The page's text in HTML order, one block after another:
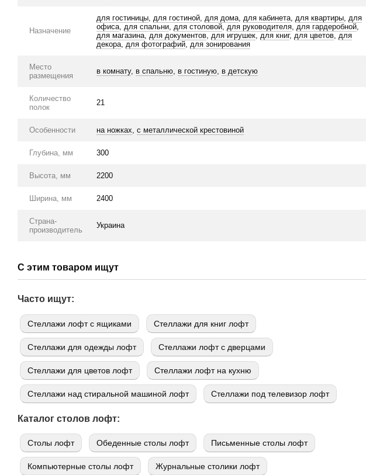
Назначение
для гостиницы, для гостиной, для дома, для кабинета, для квартиры, для
офиса, для спальни, для столовой, для руководителя, для гардеробной,
для магазина, для документов, для игрушек, для книг, для цветов, для
декора, для фотографий, для зонирования
Место
размещения
в комнату, в спальню, в гостиную, в детскую
Количество
полок
21
Особенности на ножках, с металлической крестовиной
Глубина, мм 300
Высота, мм 2200
Ширина, мм 2400
Страна-
производитель
Украина
С этим товаром ищут
Часто ищут:
Стеллажи лофт с ящиками Стеллажи для книг лофт
Стеллажи для одежды лофт Стеллажи лофт с дверцами
Стеллажи для цветов лофт Стеллажи лофт на кухню
Стеллажи над стиральной машиной лофт Стеллажи под телевизор лофт
Каталог столов лофт:
Cтолы лофт Обеденные столы лофт Письменные столы лофт
Компьютерные столы лофт Журнальные столики лофт